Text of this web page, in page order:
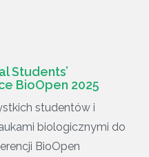
Students’
BioOpen 2025
studentów i
biologicznymi do
BioOpen